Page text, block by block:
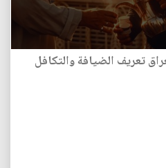
تعريف الضيافة والتكافل